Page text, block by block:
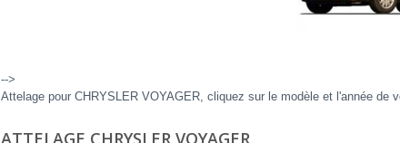
-->
Attelage pour CHRYSLER VOYAGER, cliquez sur le modèle et l'année de
ATTELAGE CHRYSLER VOYAGER